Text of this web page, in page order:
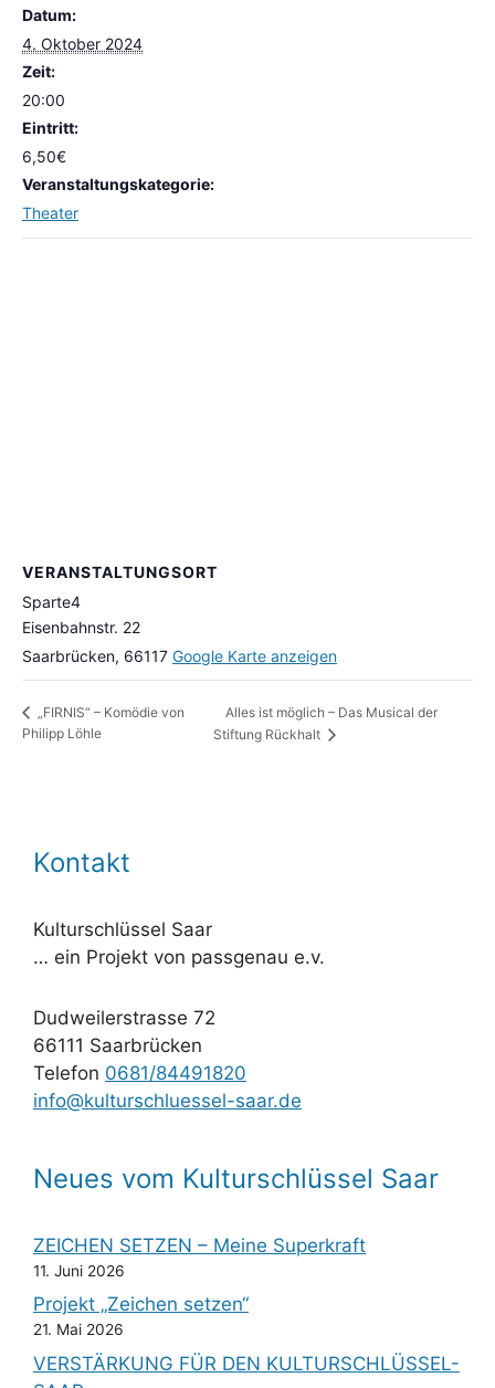
Datum:
4. Oktober 2024
Zeit:
20:00
Eintritt:
6,50€
Veranstaltungskategorie:
Theater
VERANSTALTUNGSORT
Sparte4
Eisenbahnstr. 22
Saarbrücken, 66117 Google Karte anzeigen
„FIRNIS“ – Komödie von
Philipp Löhle
Alles ist möglich – Das Musical der
Stiftung Rückhalt
Kontakt
Kulturschlüssel Saar
… ein Projekt von passgenau e.v.
Dudweilerstrasse 72
66111 Saarbrücken
Telefon 0681/84491820
info@kulturschluessel-saar.de
Neues vom Kulturschlüssel Saar
ZEICHEN SETZEN – Meine Superkraft
11. Juni 2026
Projekt „Zeichen setzen“
21. Mai 2026
VERSTÄRKUNG FÜR DEN KULTURSCHLÜSSEL-